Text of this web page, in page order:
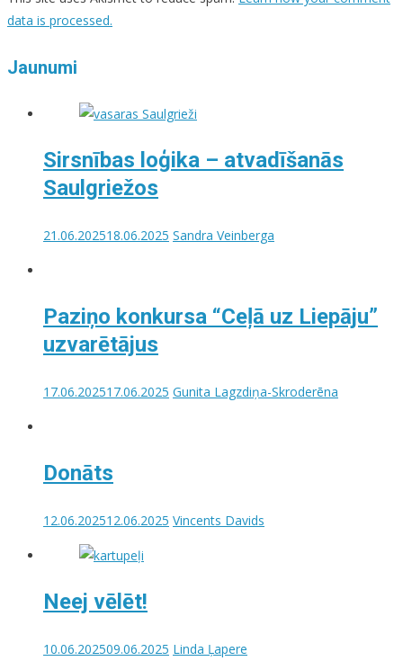
data is processed.
Jaunumi
Sirsnības loģika – atvadīšanās
Saulgriežos
21.06.202518.06.2025 Sandra Veinberga
Paziņo konkursa “Ceļā uz Liepāju”
uzvarētājus
17.06.202517.06.2025 Gunita Lagzdiņa-Skroderēna
Donāts
12.06.202512.06.2025 Vincents Davids
Neej vēlēt!
10.06.202509.06.2025 Linda Ļapere